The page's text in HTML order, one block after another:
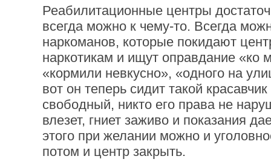
Реабилитационные центры
всегда можно к чему-то. Всегда
наркоманов, которые покидают
наркотикам и ищут оправдание «ко
«кормили невкусно», «одного на
вот он теперь сидит такой
свободный, никто его права не
влезет, гниет заживо и показания
этого при желании можно и
потом и центр закрыть.